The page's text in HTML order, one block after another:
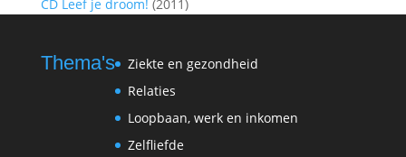
CD Leef je droom! (2011)
Thema's
Ziekte en gezondheid
Relaties
Loopbaan, werk en inkomen
Zelfliefde